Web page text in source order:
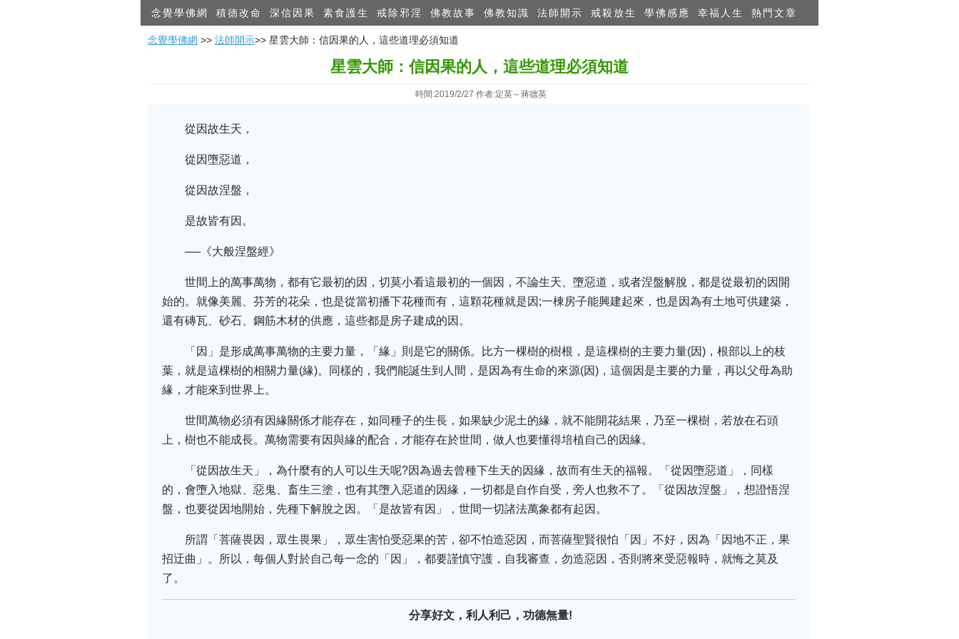
念覺學佛網 積德改命 深信因果 素食護生 戒除邪淫 佛教故事 佛教知識 法師開示 戒殺放生 學佛感應 幸福人生 熱門文章
念覺學佛網 >> 法師開示>> 星雲大師：信因果的人，這些道理必​須知道
星雲大師：信因果的人，這些道理必​須知道
時間:2019/2/27 作者:定英～蔣德英
從因故生天，
從因墮惡道，
從因故涅盤，
是故皆有因。
──《大般涅盤經》
世間上的萬事萬物，都有它最初的因，切莫小看這最初的一個因，不論生天、墮惡道，或者涅盤解脫，都是從最初的因開
始的。就像美麗、芬芳的花朵，也是從當初播下花種而有，這顆花種就是因;一棟房子能興建起來，也是因為有土地可供建築，
還有磚瓦、砂石、鋼筋木材的供應，這些都是房子建成的因。
「因」是形成萬事萬物的主要力量，「緣」則是它的關係。比方一棵樹的樹根，是這棵樹的主要力量(因)，根部以上的枝
葉，就是這棵樹的相關力量(緣)。同樣的，我們能誕生到人間，是因為有生命的來源(因)，這個因是主要的力量，再以父母為助
緣，才能來到世界上。
世間萬物必須有因緣關係才能存在，如同種子的生長，如果缺少泥土的緣，就不能開花結果，乃至一棵樹，若放在石頭
上，樹也不能成長。萬物需要有因與緣的配合，才能存在於世間，做人也要懂得培植自己的因緣。
「從因故生天」，為什麼有的人可以生天呢?因為過去曾種下生天的因緣，故而有生天的福報。「從因墮惡道」，同樣
的，會墮入地獄、惡鬼、畜生三塗，也有其墮入惡道的因緣，一切都是自作自受，旁人也救不了。「從因故涅盤」，想證悟涅
盤，也要從因地開始，先種下解脫之因。「是故皆有因」，世間一切諸法萬象都有起因。
所謂「菩薩畏因，眾生畏果」，眾生害怕受惡果的苦，卻不怕造惡因，而菩薩聖賢很怕「因」不好，因為「因地不正，果
招迂曲」。所以，每個人對於自己每一念的「因」，都要謹慎守護，自我審查，勿造惡因，否則將來受惡報時，就悔之莫及
了。
分享好文，利人利己，功德無量!